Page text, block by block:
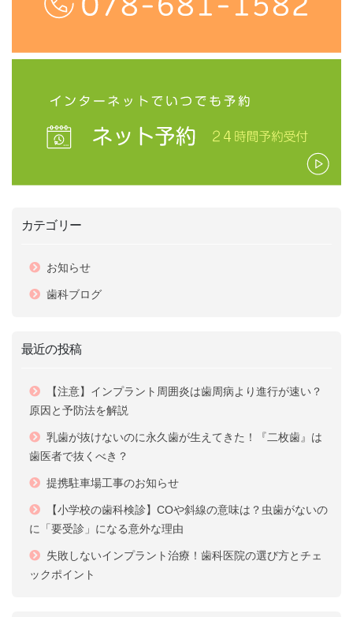
カテゴリー
お知らせ
歯科ブログ
最近の投稿
【注意】インプラント周囲炎は歯周病より進行が速い？
原因と予防法を解説
乳歯が抜けないのに永久歯が生えてきた！『二枚歯』は
歯医者で抜くべき？
提携駐車場工事のお知らせ
【小学校の歯科検診】COや斜線の意味は？虫歯がないの
に「要受診」になる意外な理由
失敗しないインプラント治療！歯科医院の選び方とチェ
ックポイント